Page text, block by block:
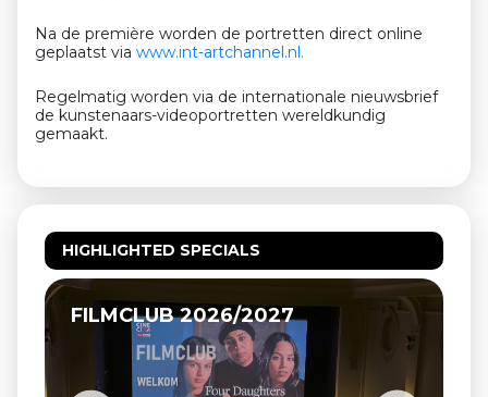
Na de première worden de portretten direct online
geplaatst via www.int-artchannel.nl.
Regelmatig worden via de internationale nieuwsbrief
de kunstenaars-videoportretten wereldkundig
gemaakt.
HIGHLIGHTED SPECIALS
RK VEULPOEPERS BV, DE
VAN BEEK